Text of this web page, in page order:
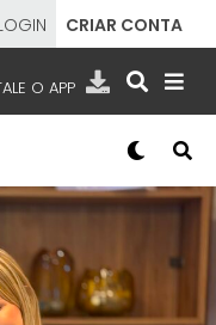
CRIAR CONTA
O APP
APP TV SBT